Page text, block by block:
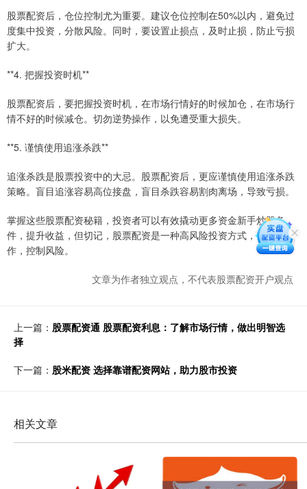
股票配资后，仓位控制尤为重要。建议仓位控制在50%以内，避免过
度集中投资，分散风险。同时，要设置止损点，及时止损，防止亏损
扩大。
**4. 把握投资时机**
股票配资后，要把握投资时机，在市场行情好的时候加仓，在市场行
情不好的时候减仓。切勿逆势操作，以免遭受重大损失。
**5. 谨慎使用追涨杀跌**
追涨杀跌是股票投资中的大忌。股票配资后，更应谨慎使用追涨杀跌
策略。盲目追涨容易高位接盘，盲目杀跌容易割肉离场，导致亏损。
掌握这些股票配资秘籍，投资者可以有效撬动更多资金新手炒股条
件，提升收益，但切记，股票配资是一种高风险投资方式，需谨慎操
作，控制风险。
文章为作者独立观点，不代表股票配资开户观点
上一篇： 股票配资通 股票配资利息：了解市场行情，做出明智选
择
下一篇： 股米配资 选择靠谱配资网站，助力股市投资
相关文章